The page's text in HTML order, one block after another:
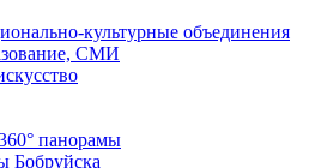
культурные объединения
СМИ
панорамы
Бобруйска